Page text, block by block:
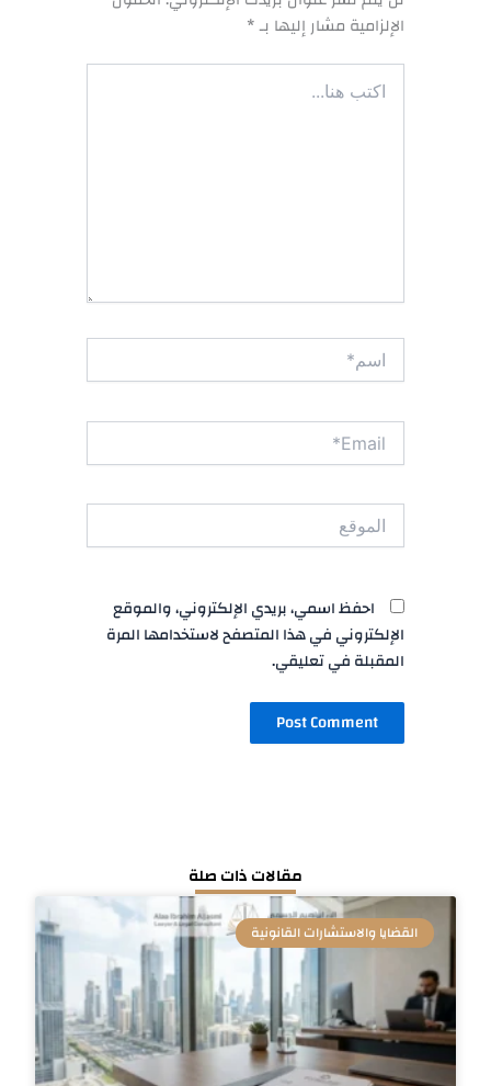
الإلزامية مشار إليها بـ*
اكتب
هنا...
اسم*
Email*
الموقع
احفظ اسمي، بريدي الإلكتروني، والموقع
الإلكتروني في هذا المتصفح لاستخدامها المرة
المقبلة في تعليقي.
مقالات ذات صلة
القضايا والاستشارات القانونية